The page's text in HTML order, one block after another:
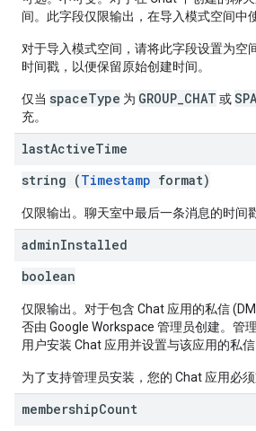
间。此字段仅限输出，在导入模式空间中
对于导入模式空间，请将此字段设置为空
时间戳，以便保留原始创建时间。
仅当 spaceType 为 GROUP_CHAT 或
充。
lastActiveTime
string (Timestamp format)
仅限输出。聊天室中最后一条消息的时间戳
adminInstalled
boolean
仅限输出。对于包含 Chat 应用的私信
否由 Google Workspace 管理员创建。管
用户安装 Chat 应用并设置与该应用的私信
为了支持管理员安装，您的 Chat 应用必须
membershipCount